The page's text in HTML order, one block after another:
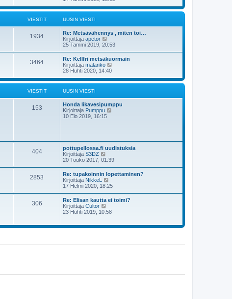
i
e
i
u
s
i
v
i
s
i
t
u
s
n
v
i
i
VIESTIT UUSIN VIESTI
1934
Re: Metsävähennys , miten toi…
Kirjoittaja apetor
ä
ä
u
u
s
i
v
i
e
s
25 Tammi 2019, 20:53
3464
Re: Kellfri metsäkuormain
Kirjoittaja malanko
t
u
s
s
t
28 Huhti 2020, 14:40
VIESTIT UUSIN VIESTI
153
Honda likavesipumppu
Kirjoittaja Pumppu
u
s
i
n
v
i
s
t
i
10 Elo 2019, 16:15
404
pottupellossa.fi uudistuksia
Kirjoittaja S3DZ
ä
t
ä
u
u
s
i
v
e
s
20 Touko 2017, 01:39
2853
Re: tupakoinnin lopettaminen?
Kirjoittaja NikkeL
ä
ä
u
u
i
i
17 Helmi 2020, 18:25
306
Re: Elisan kautta ei toimi?
Kirjoittaja Cultor
ä
ä
s
e
23 Huhti 2019, 10:58